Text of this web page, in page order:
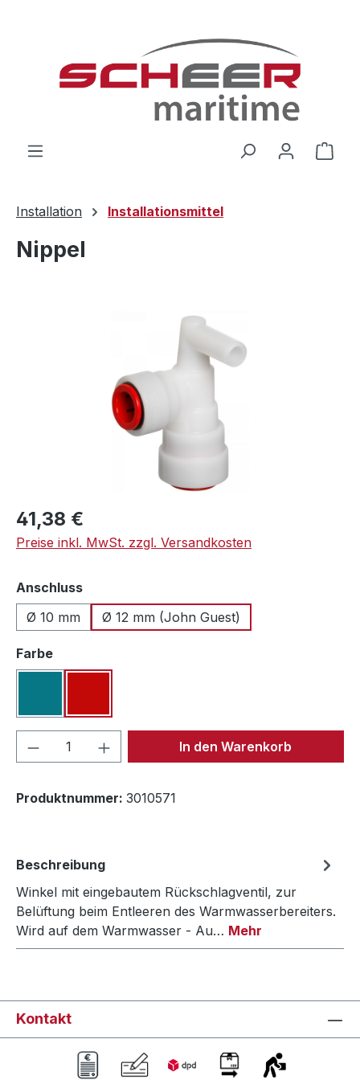
Installation Installationsmittel
Nippel
Regulärer Preis:
41,38 €
Preise inkl. MwSt. zzgl. Versandkosten
Anschlussauswählen
Ø 10 mm
Ø 12 mm (John Guest)
Farbeauswählen
Produkt Anzahl: Gib denIn den Warenkorb
Produktnummer: 3010571
Beschreibung
Winkel mit eingebautem Rückschlagventil, zur
Belüftung beim Entleeren des Warmwasserbereiters.
Wird auf dem Warmwasser - Au… Mehr
Kontakt